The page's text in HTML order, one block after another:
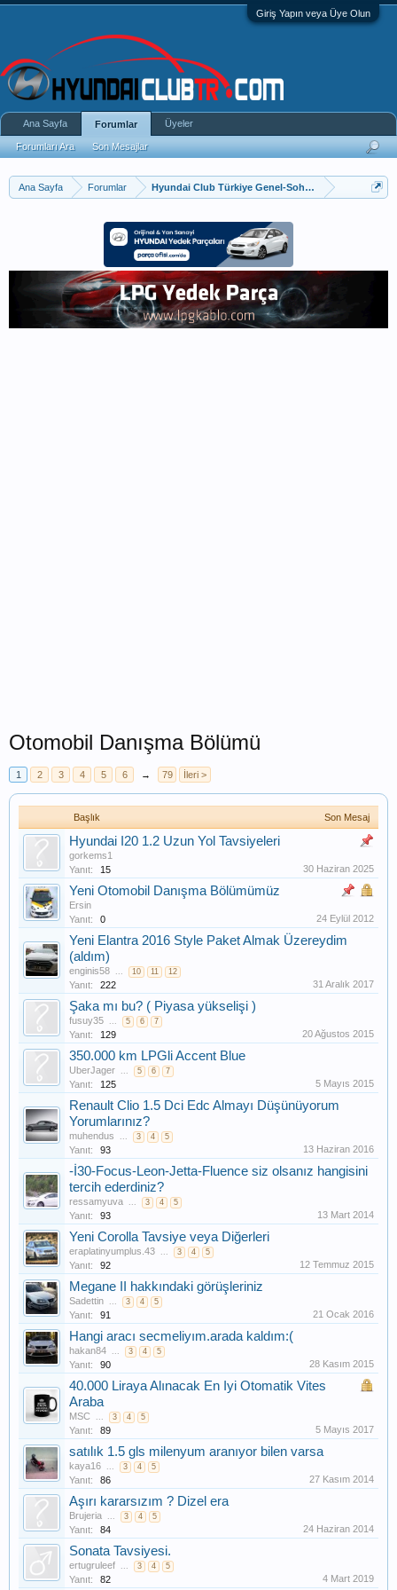
Giriş Yapın veya Üye Olun
Ana Sayfa Forumlar Hyundai Club Türkiye Genel-Sohbet
Otomobil Danışma Bölümü
1 2 3 4 5 6 → 79 İleri >
Başlık Son Mesaj
Hyundai I20 1.2 Uzun Yol Tavsiyeleri
gorkems1
Yanıt:
15 30 Haziran 2025
Yeni Otomobil Danışma Bölümümüz
Ersin
Yanıt:
0 24 Eylül 2012
Yeni Elantra 2016 Style Paket Almak Üzereydim
(aldım)
enginis58 ... 10 11 12
Yanıt: 222 31 Aralık 2017
Şaka mı bu? ( Piyasa yükselişi )
fusuy35 ... 5 6 7
Yanıt: 129 20 Ağustos 2015
350.000 km LPGli Accent Blue
UberJager ... 5 6 7
Yanıt: 125 5 Mayıs 2015
Renault Clio 1.5 Dci Edc Almayı Düşünüyorum
Yorumlarınız?
muhendus ... 3 4 5
Yanıt: 93 13 Haziran 2016
-İ30-Focus-Leon-Jetta-Fluence siz olsanız hangisini
tercih ederdiniz?
ressamyuva ... 3 4 5
Yanıt: 93 13 Mart 2014
Yeni Corolla Tavsiye veya Diğerleri
eraplatinyumplus.43 ... 3 4 5
Yanıt: 92 12 Temmuz 2015
Megane II hakkındaki görüşleriniz
Sadettin ... 3 4 5
Yanıt: 91 21 Ocak 2016
Hangi aracı secmeliyım.arada kaldım:(
hakan84 ... 3 4 5
Yanıt: 90 28 Kasım 2015
40.000 Liraya Alınacak En Iyi Otomatik Vites
Araba
MSC ... 3 4 5
Yanıt: 89 5 Mayıs 2017
satılık 1.5 gls milenyum aranıyor bilen varsa
kaya16 ... 3 4 5
Yanıt: 86 27 Kasım 2014
Aşırı kararsızım ? Dizel era
Brujeria ... 3 4 5
Yanıt: 84 24 Haziran 2014
Sonata Tavsiyesi.
ertugruleef ... 3 4 5
Yanıt: 82 4 Mart 2019
Ana Sayfa Forumlar
Forumları Ara Son Mesajlar
Üyeler